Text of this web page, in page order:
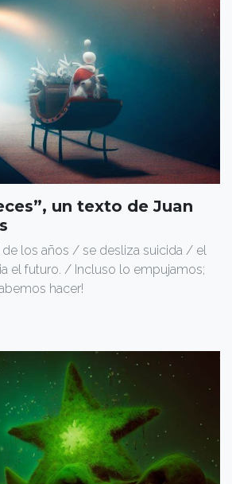
un texto de Juan
de los años / se desliza suicida / el
el futuro. / Incluso lo empujamos;
hacer!